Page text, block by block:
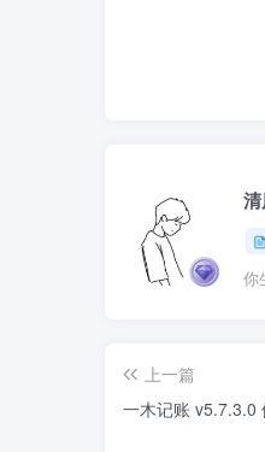
你
上一篇
一木记账 v5.7.3.0